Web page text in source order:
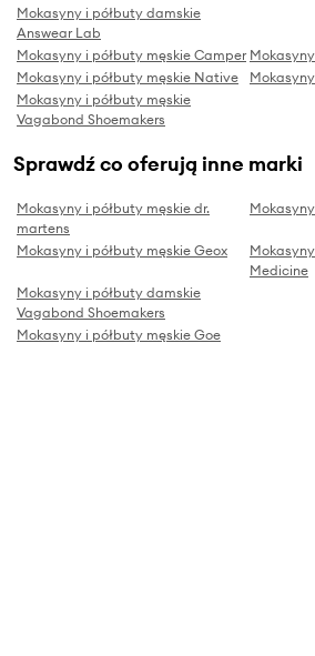
Mokasyny i półbuty damskie
Answear Lab
Mokasyny i półbuty męskie Camper
Mokasyny i półbuty męskie Native
Mokasyny i półbuty męskie
Vagabond Shoemakers
Sprawdź co oferują inne marki
Mokasyny i półbuty męskie dr.
martens
Mokasyny i półbuty męskie Geox
Medicine
Mokasyny i półbuty damskie
Vagabond Shoemakers
Mokasyny i półbuty męskie Goe